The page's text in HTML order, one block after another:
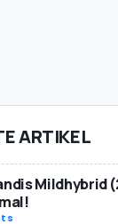
ARTIKEL
Mildhybrid